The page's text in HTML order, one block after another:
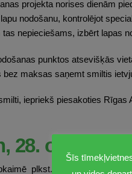
projekta norises dienām
nodošanu, kontrolējot
nepieciešams, izbērt lapas
punktos atsevišķās
bez maksas saņemt smiltis
iepriekš piesakoties
28. oktobrī
plkst. 9.00 – 11.00 pie
Šīs